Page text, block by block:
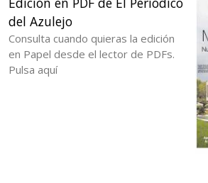
del Azulejo
Consulta cuando quieras la edición
en Papel desde el lector de PDFs.
Pulsa aquí